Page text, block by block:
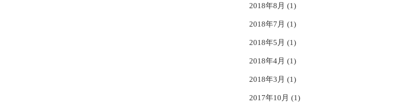
2018年8月 (1)
2018年7月 (1)
2018年5月 (1)
2018年4月 (1)
2018年3月 (1)
2017年10月 (1)